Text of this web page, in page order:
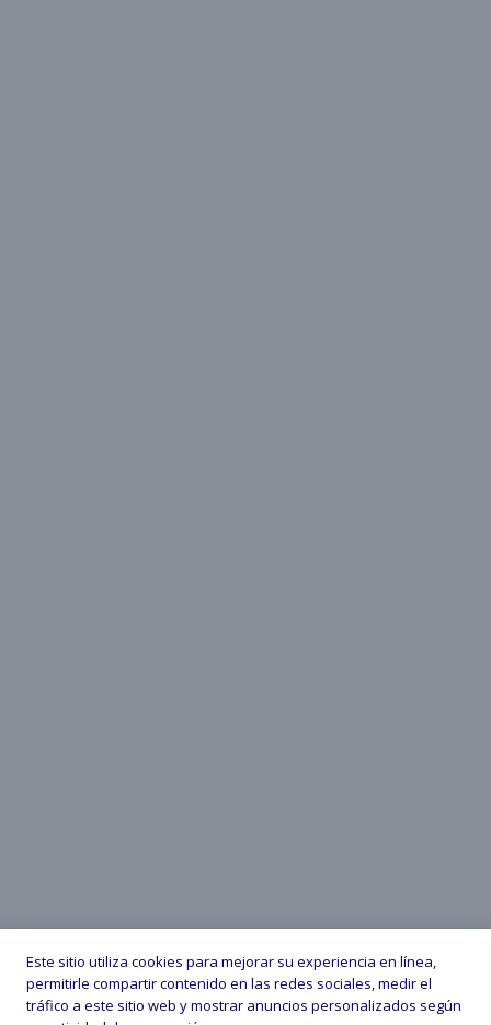
Este sitio utiliza cookies para mejorar su experiencia en línea,
permitirle compartir contenido en las redes sociales, medir el
tráfico a este sitio web y mostrar anuncios personalizados según